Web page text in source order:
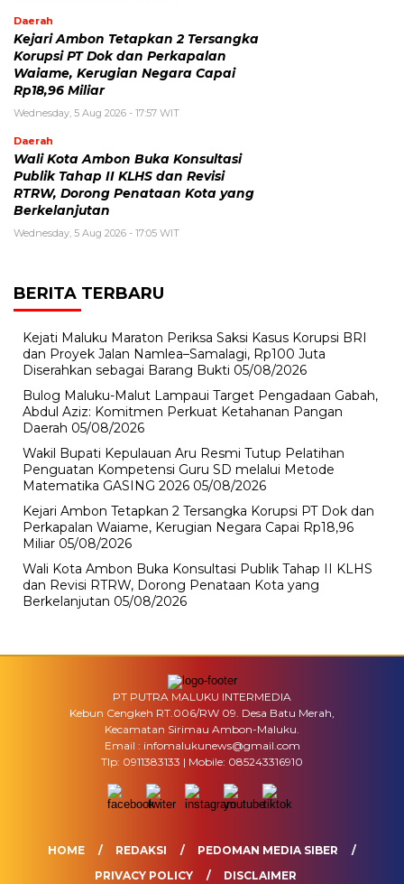
Daerah
Kejari Ambon Tetapkan 2 Tersangka
Korupsi PT Dok dan Perkapalan
Waiame, Kerugian Negara Capai
Rp18,96 Miliar
Wednesday, 5 Aug 2026 - 17:57 WIT
Daerah
Wali Kota Ambon Buka Konsultasi
Publik Tahap II KLHS dan Revisi
RTRW, Dorong Penataan Kota yang
Berkelanjutan
Wednesday, 5 Aug 2026 - 17:05 WIT
BERITA TERBARU
Kejati Maluku Maraton Periksa Saksi Kasus Korupsi BRI
dan Proyek Jalan Namlea–Samalagi, Rp100 Juta
Diserahkan sebagai Barang Bukti 05/08/2026
Bulog Maluku-Malut Lampaui Target Pengadaan Gabah,
Abdul Aziz: Komitmen Perkuat Ketahanan Pangan
Daerah 05/08/2026
Wakil Bupati Kepulauan Aru Resmi Tutup Pelatihan
Penguatan Kompetensi Guru SD melalui Metode
Matematika GASING 2026 05/08/2026
Kejari Ambon Tetapkan 2 Tersangka Korupsi PT Dok dan
Perkapalan Waiame, Kerugian Negara Capai Rp18,96
Miliar 05/08/2026
Wali Kota Ambon Buka Konsultasi Publik Tahap II KLHS
dan Revisi RTRW, Dorong Penataan Kota yang
Berkelanjutan 05/08/2026
PT PUTRA MALUKU INTERMEDIA
Kebun Cengkeh RT.006/RW 09. Desa Batu Merah,
Kecamatan Sirimau Ambon-Maluku.
Email : infomalukunews@gmail.com
Tlp: 0911383133 | Mobile: 085243316910
HOME REDAKSI
PEDOMAN MEDIA SIBER
PRIVACY POLICY
DISCLAIMER